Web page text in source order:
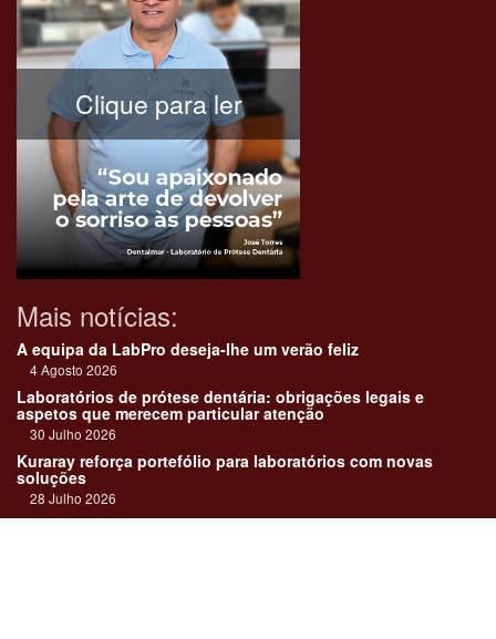
Clique para ler
Mais notícias:
A equipa da LabPro deseja-lhe um verão feliz
4 Agosto 2026
Laboratórios de prótese dentária: obrigações legais e
aspetos que merecem particular atenção
30 Julho 2026
Kuraray reforça portefólio para laboratórios com novas
soluções
28 Julho 2026
"Devemos encarar cada caso como uma história construída